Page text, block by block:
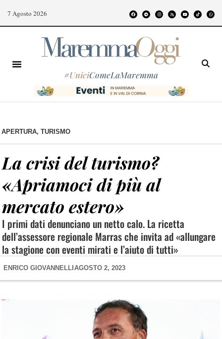
7 Agosto 2026
#UniciComeLaMaremma
APERTURA, TURISMO
La crisi del turismo?
«Apriamoci di più al
mercato estero»
I primi dati denunciano un netto calo. La ricetta
dell’assessore regionale Marras che invita ad «allungare
la stagione con eventi mirati e l’aiuto di tutti»
ENRICO GIOVANNELLI AGOSTO 2, 2023